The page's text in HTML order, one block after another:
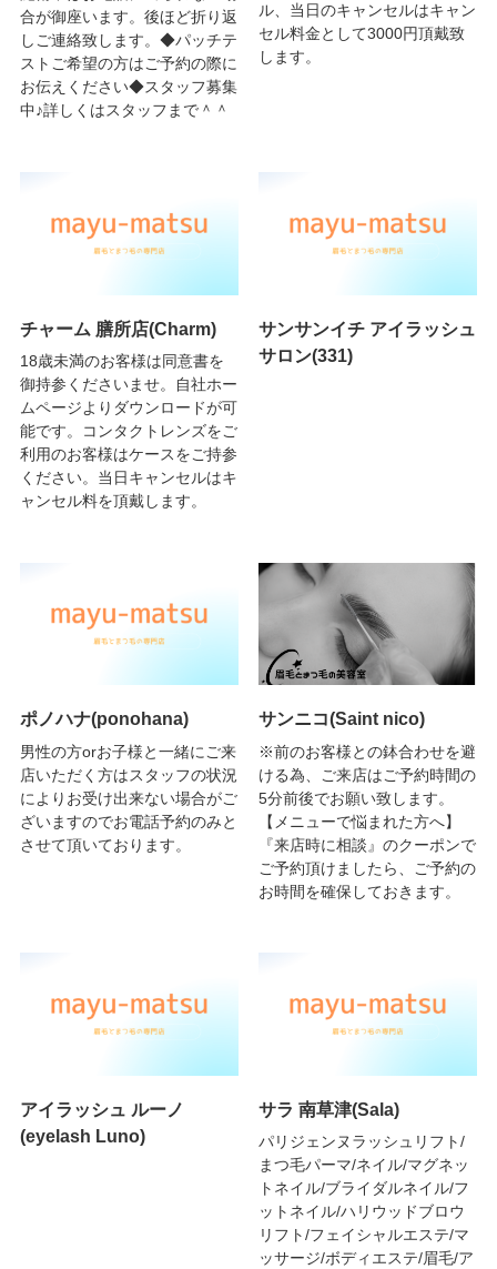
合が御座います。後ほど折り返
しご連絡致します。◆パッチテ
ストご希望の方はご予約の際に
お伝えください◆スタッフ募集
中♪詳しくはスタッフまで＾＾
ル、当日のキャンセルはキャン
セル料金として3000円頂戴致
します。
チャーム 膳所店(Charm)
18歳未満のお客様は同意書を
御持参くださいませ。自社ホー
ムページよりダウンロードが可
能です。コンタクトレンズをご
利用のお客様はケースをご持参
ください。当日キャンセルはキ
ャンセル料を頂戴します。
サンサンイチ アイラッシュ
サロン(331)
ポノハナ(ponohana)
男性の方orお子様と一緒にご来
店いただく方はスタッフの状況
によりお受け出来ない場合がご
ざいますのでお電話予約のみと
させて頂いております。
サンニコ(Saint nico)
※前のお客様との鉢合わせを避
ける為、ご来店はご予約時間の
5分前後でお願い致します。
【メニューで悩まれた方へ】
『来店時に相談』のクーポンで
ご予約頂けましたら、ご予約の
お時間を確保しておきます。
アイラッシュ ルーノ
(eyelash Luno)
サラ 南草津(Sala)
パリジェンヌラッシュリフト/
まつ毛パーマ/ネイル/マグネッ
トネイル/ブライダルネイル/フ
ットネイル/ハリウッドブロウ
リフト/フェイシャルエステ/マ
ッサージ/ボディエステ/眉毛/ア